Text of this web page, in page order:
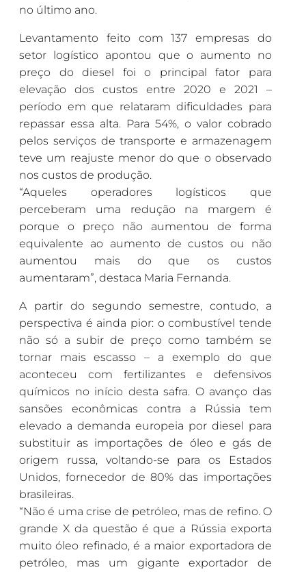
no último ano.
Levantamento feito com 137 empresas do
setor logístico apontou que o aumento no
preço do diesel foi o principal fator para
elevação dos custos entre 2020 e 2021 –
período em que relataram dificuldades para
repassar essa alta. Para 54%, o valor cobrado
pelos serviços de transporte e armazenagem
teve um reajuste menor do que o observado
nos custos de produção.
“Aqueles operadores logísticos que
perceberam uma redução na margem é
porque o preço não aumentou de forma
equivalente ao aumento de custos ou não
aumentou mais do que os custos
aumentaram”, destaca Maria Fernanda.
A partir do segundo semestre, contudo, a
perspectiva é ainda pior: o combustível tende
não só a subir de preço como também se
tornar mais escasso – a exemplo do que
aconteceu com fertilizantes e defensivos
químicos no início desta safra. O avanço das
sansões econômicas contra a Rússia tem
elevado a demanda europeia por diesel para
substituir as importações de óleo e gás de
origem russa, voltando-se para os Estados
Unidos, fornecedor de 80% das importações
brasileiras.
“Não é uma crise de petróleo, mas de refino. O
grande X da questão é que a Rússia exporta
muito óleo refinado, é a maior exportadora de
petróleo, mas um gigante exportador de